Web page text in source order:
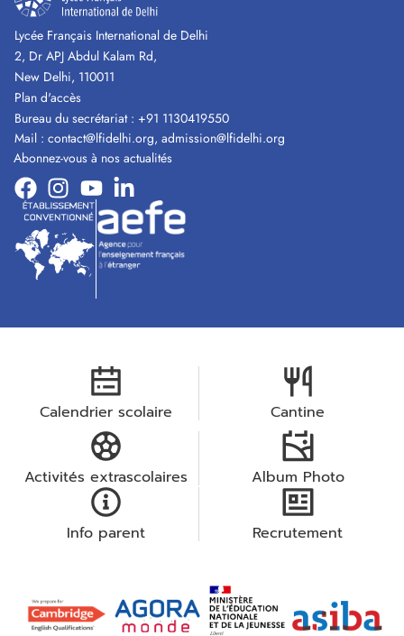
Lycée Français International de Delhi
2, Dr APJ Abdul Kalam Rd,
New Delhi, 110011
Plan d'accès
Bureau du secrétariat : +91 1130419550
Mail : contact@lfidelhi.org, admission@lfidelhi.org
Abonnez-vous à nos actualités
Calendrier scolaire Cantine
Activités extrascolaires Album Photo
Info parent Recrutement